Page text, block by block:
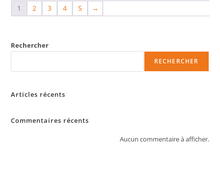
1 2 3 4 5 →
Rechercher
RECHERCHER
Articles récents
Commentaires récents
Aucun commentaire à afficher.